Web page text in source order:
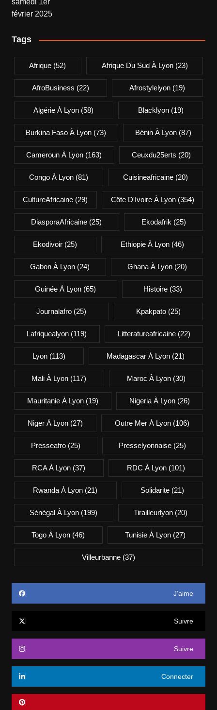
Tags
Afrique (52) Afrique Du Sud À Lyon(23)
AfroBusiness (22) Afrostylelyon (19)
Algérie À Lyon (58) Blacklyon(19)
Burkina Faso À Lyon (73) Bénin À Lyon(87)
Cameroun À Lyon (163) Ceuxdu25erts (20)
Congo À Lyon(81) Cuisineafricaine (20)
CultureAfricaine (29) Côte D'Ivoire À Lyon(354)
DiasporaAfricaine (25) Ekodafrik (25)
Ekodivoir (25) Ethiopie À Lyon(46)
Gabon À Lyon (24) Ghana À Lyon(20)
Guinée À Lyon (65) Histoire(33)
Journalafro (25) Kpakpato(25)
Lafriquealyon (119) Litteratureafricaine(22)
Lyon(113) Madagascar À Lyon (21)
Mali À Lyon (117) Maroc À Lyon(30)
Mauritanie À Lyon(19) Nigeria À Lyon (26)
Niger À Lyon(27) Outre Mer À Lyon (106)
Presseafro(25) Presselyonnaise (25)
RCA À Lyon (37) RDC À Lyon(101)
Rwanda À Lyon (21) Solidarite(21)
Sénégal À Lyon (199) Tirailleurlyon(20)
Togo À Lyon (46) Tunisie À Lyon(27)
Villeurbanne(37)
J’aime
Suivre
Suivre
Connecter